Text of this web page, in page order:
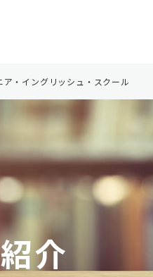
ア・イングリッシュ・スクール
介